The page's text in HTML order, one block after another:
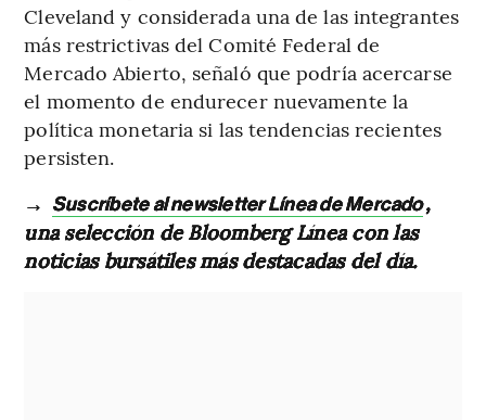
Cleveland y considerada una de las integrantes
más restrictivas del Comité Federal de
Mercado Abierto, señaló que podría acercarse
el momento de endurecer nuevamente la
política monetaria si las tendencias recientes
persisten.
→ Suscríbete al newsletter Línea de Mercado,
una selección de Bloomberg Línea con las
noticias bursátiles más destacadas del día.